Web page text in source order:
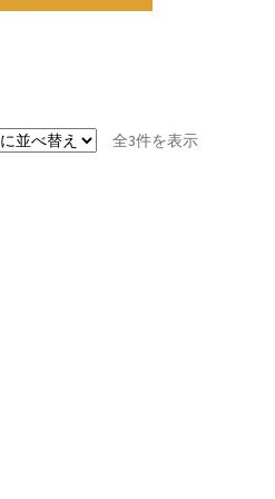
全3件を表示新